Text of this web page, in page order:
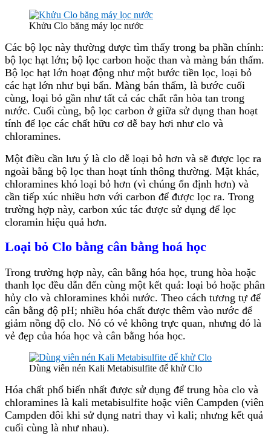
Khửu Clo băng máy lọc nước
Các bộ lọc này thường được tìm thấy trong ba phần chính:
bộ lọc hạt lớn; bộ lọc carbon hoặc than và màng bán thấm.
Bộ lọc hạt lớn hoạt động như một bước tiền lọc, loại bỏ
các hạt lớn như bụi bẩn. Màng bán thấm, là bước cuối
cùng, loại bỏ gần như tất cả các chất rắn hòa tan trong
nước. Cuối cùng, bộ lọc carbon ở giữa sử dụng than hoạt
tính để lọc các chất hữu cơ dễ bay hơi như clo và
chloramines.
Một điều cần lưu ý là clo dễ loại bỏ hơn và sẽ được lọc ra
ngoài bằng bộ lọc than hoạt tính thông thường. Mặt khác,
chloramines khó loại bỏ hơn (vì chúng ổn định hơn) và
cần tiếp xúc nhiều hơn với carbon để được lọc ra. Trong
trường hợp này, carbon xúc tác được sử dụng để lọc
cloramin hiệu quả hơn.
Loại bỏ Clo bằng cân bằng hoá học
Trong trường hợp này, cân bằng hóa học, trung hòa hoặc
thanh lọc đều dẫn đến cùng một kết quả: loại bỏ hoặc phân
hủy clo và chloramines khỏi nước. Theo cách tương tự để
cân bằng độ pH; nhiều hóa chất được thêm vào nước để
giảm nồng độ clo. Nó có vẻ không trực quan, nhưng đó là
vẻ đẹp của hóa học và cân bằng hóa học.
Dùng viên nén Kali Metabisulfite để khử Clo
Hóa chất phổ biến nhất được sử dụng để trung hòa clo và
chloramines là kali metabisulfite hoặc viên Campden (viên
Campden đôi khi sử dụng natri thay vì kali; nhưng kết quả
cuối cùng là như nhau).